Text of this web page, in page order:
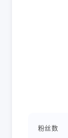
粉丝数